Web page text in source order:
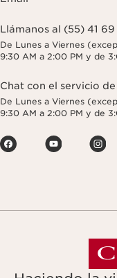
Llámanos al (55) 41 69
De Lunes a Viernes
9:30 AM a 2:00 PM y de
Chat con el servicio
De Lunes a Viernes
9:30 AM a 2:00 PM y de